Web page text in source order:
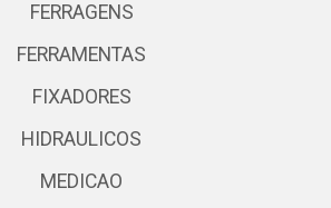
FERRAGENS
FERRAMENTAS
FIXADORES
HIDRAULICOS
MEDICAO